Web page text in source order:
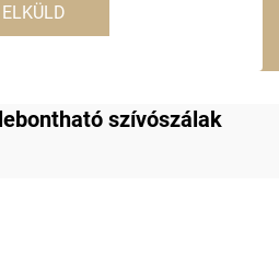
ELKÜLD
szívószálak